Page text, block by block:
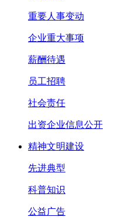
重要人事变动
企业重大事项
薪酬待遇
员工招聘
社会责任
出资企业信息公开
精神文明建设
先进典型
科普知识
公益广告